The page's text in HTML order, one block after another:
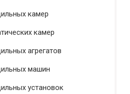
камер
камер
агрегатов
машин
установок